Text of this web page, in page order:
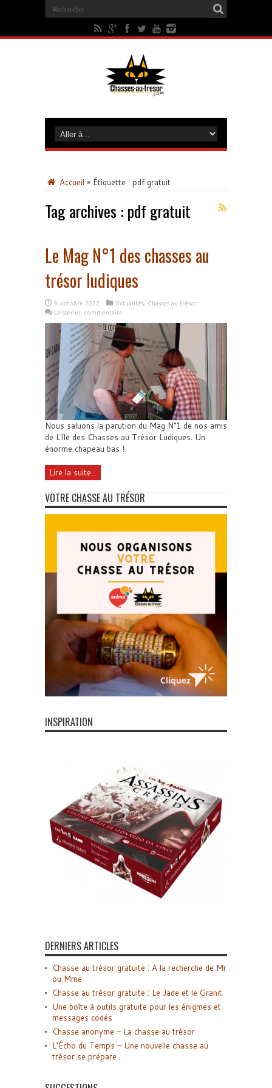
Accueil » Étiquette : pdf gratuit
Tag archives : pdf gratuit
Le Mag N°1 des chasses au
trésor ludiques
4 octobre 2022 Actualités, Chasses au trésor
Laisser un commentaire
Nous saluons la parution du Mag N°1 de nos amis
de L'île des Chasses au Trésor Ludiques. Un
énorme chapeau bas !
Lire la suite...
VOTRE CHASSE AU TRÉSOR
INSPIRATION
DERNIERS ARTICLES
Chasse au trésor gratuite : A la recherche de Mr
ou Mme
Chasse au trésor gratuite : Le Jade et le Granit
Une boîte à outils gratuite pour les énigmes et
messages codés
Chasse anonyme – La chasse au trésor
L’Écho du Temps – Une nouvelle chasse au
trésor se prépare